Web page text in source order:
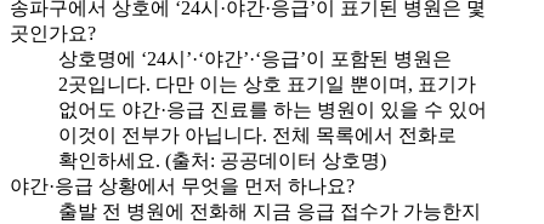
송파구에서 상호에 ‘24시·야간·응급’이 표기된 병원은 몇
곳인가요?
상호명에 ‘24시’·‘야간’·‘응급’이 포함된 병원은
2곳입니다. 다만 이는 상호 표기일 뿐이며, 표기가
없어도 야간·응급 진료를 하는 병원이 있을 수 있어
이것이 전부가 아닙니다. 전체 목록에서 전화로
확인하세요. (출처: 공공데이터 상호명)
야간·응급 상황에서 무엇을 먼저 하나요?
출발 전 병원에 전화해 지금 응급 접수가 가능한지